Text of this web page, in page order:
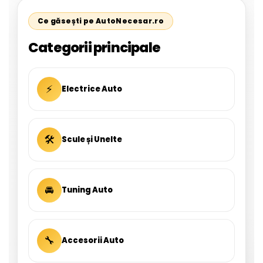
Ce găsești pe AutoNecesar.ro
Categorii principale
⚡ Electrice Auto
🛠 Scule și Unelte
🚘 Tuning Auto
🔧 Accesorii Auto